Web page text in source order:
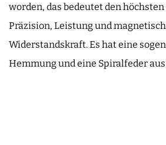
worden, das bedeutet den
Präzision, Leistung und
Widerstandskraft. Es hat eine
Hemmung und eine Spiralfeder